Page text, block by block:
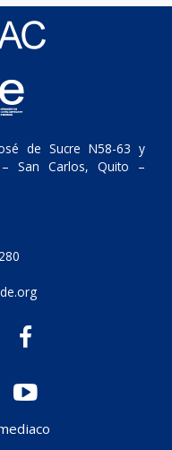
de Sucre N58-63 y
– San Carlos, Quito –